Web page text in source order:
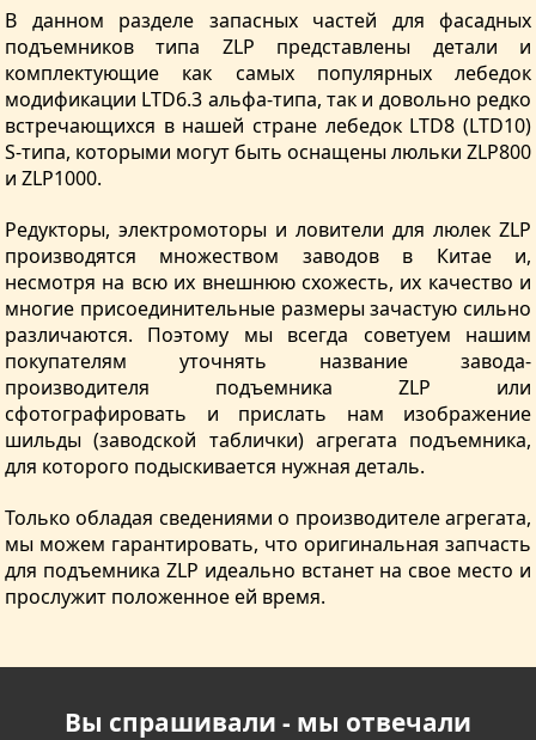
В данном разделе запасных частей для фасадных
подъемников типа ZLP представлены детали и
комплектующие как самых популярных лебедок
модификации LTD6.3 альфа-типа, так и довольно редко
встречающихся в нашей стране лебедок LTD8 (LTD10)
S-типа, которыми могут быть оснащены люльки ZLP800
и ZLP1000.
Редукторы, электромоторы и ловители для люлек ZLP
производятся множеством заводов в Китае и,
несмотря на всю их внешнюю схожесть, их качество и
многие присоединительные размеры зачастую сильно
различаются. Поэтому мы всегда советуем нашим
покупателям уточнять название завода-
производителя подъемника ZLP или
сфотографировать и прислать нам изображение
шильды (заводской таблички) агрегата подъемника,
для которого подыскивается нужная деталь.
Только обладая сведениями о производителе агрегата,
мы можем гарантировать, что оригинальная запчасть
для подъемника ZLP идеально встанет на свое место и
прослужит положенное ей время.
Вы спрашивали - мы отвечали